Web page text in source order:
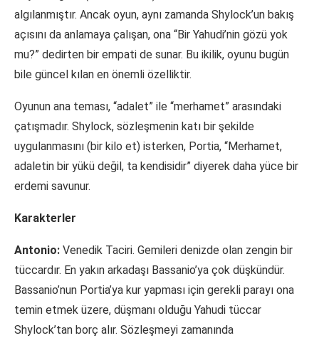
algılanmıştır. Ancak oyun, aynı zamanda Shylock’un bakış
açısını da anlamaya çalışan, ona “Bir Yahudi’nin gözü yok
mu?” dedirten bir empati de sunar. Bu ikilik, oyunu bugün
bile güncel kılan en önemli özelliktir.
Oyunun ana teması, “adalet” ile “merhamet” arasındaki
çatışmadır. Shylock, sözleşmenin katı bir şekilde
uygulanmasını (bir kilo et) isterken, Portia, “Merhamet,
adaletin bir yükü değil, ta kendisidir” diyerek daha yüce bir
erdemi savunur.
Karakterler
Antonio: Venedik Taciri. Gemileri denizde olan zengin bir
tüccardır. En yakın arkadaşı Bassanio’ya çok düşkündür.
Bassanio’nun Portia’ya kur yapması için gerekli parayı ona
temin etmek üzere, düşmanı olduğu Yahudi tüccar
Shylock’tan borç alır. Sözleşmeyi zamanında